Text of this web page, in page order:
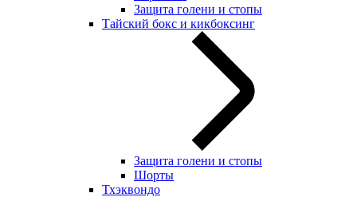
Защита голени и стопы
Тайский бокс и кикбоксинг
Защита голени и стопы
Шорты
Тхэквондо